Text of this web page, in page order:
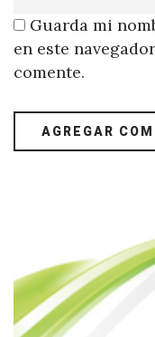
Guarda mi
en este
comente.